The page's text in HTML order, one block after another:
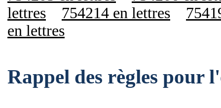
lettres
754214 en lettres
en lettres
Rappel des règles pour